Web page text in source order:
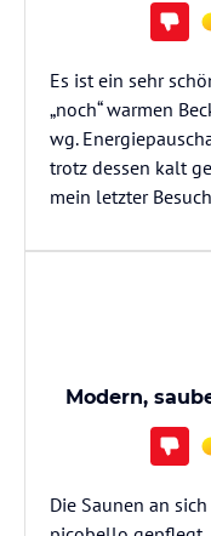
Es ist ein sehr
„noch“ warmen
wg.
trotz dessen kalt
mein letzter
Modern,
Die Saunen an